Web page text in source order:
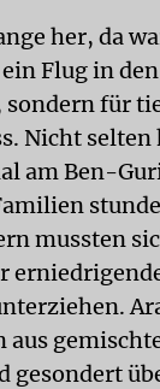
her, da
Flug in
sondern für
Nicht selten
am Ben-
mussten
aus
gesondert